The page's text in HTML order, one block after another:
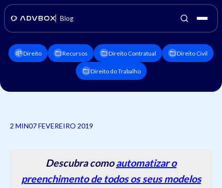
Blog
Direito Recursos Direito Contratual Direito Civil
Direito do Trabalho
2 MIN07 FEVEREIRO 2019
Descubra comoautomatizar o
preenchimento de todos os seus modelos